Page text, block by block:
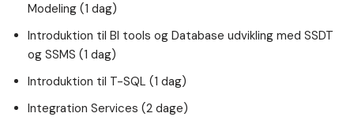
Modeling (1 dag)
Introduktion til BI tools og Database udvikling med SSDT
og SSMS (1 dag)
Introduktion til T-SQL (1 dag)
Integration Services (2 dage)